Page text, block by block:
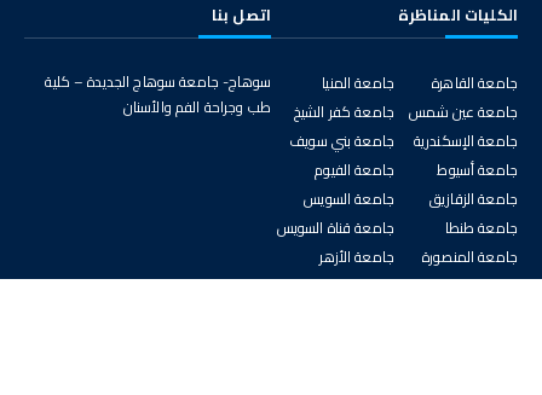
الكليات المناظرة
جامعة القاهرة
جامعة عين شمس
جامعة الإسكندرية
جامعة أسيوط
جامعة الزقازيق
جامعة طنطا
جامعة المنصورة
جامعة المنيا
جامعة كفر الشيخ
جامعة بني سويف
جامعة الفيوم
جامعة السويس
جامعة قناة السويس
جامعة الأزهر
اتصل بنا
سوهاج- جامعة سوهاج الجديدة – كلية
طب وجراحة الفم والأسنان